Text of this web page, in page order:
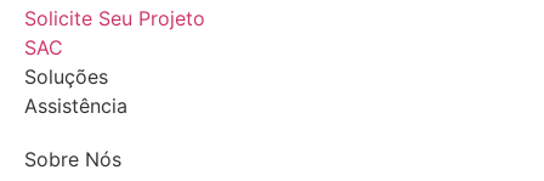
Solicite Seu Projeto
SAC
Soluções
Assistência
Sobre Nós